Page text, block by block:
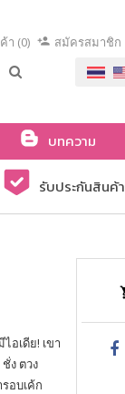
า (0) สมัครสมาชิก
บทความ
รับประกันสินค้
อเดีย! เขา
ง ตวง
อบเค้ก